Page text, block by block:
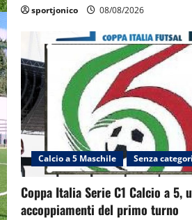
sportjonico 08/08/2026
Calcio a 5 Maschile Senza
Coppa Italia Serie C1 Calcio a 5,
accoppiamenti del primo turno